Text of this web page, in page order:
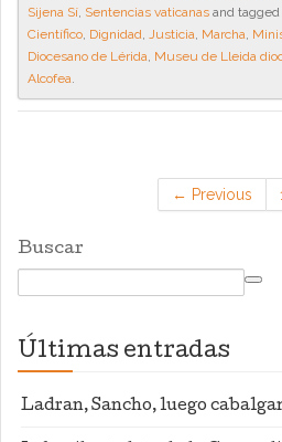
Sijena Sí, Sentencias vaticanas and tagged
Científico, Dignidad, Justicia, Marcha,
Diocesano de Lérida, Museu de Lleida
Alcofea.
← Previous
Buscar
Últimas entradas
Ladran, Sancho, luego